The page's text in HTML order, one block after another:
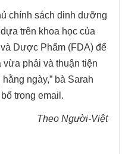
chính sách dinh dưỡng
trên khoa học của
Dược Phẩm (FDA) để
vừa phải và thuận tiện
ngày,” bà Sarah
trong email.
Theo Người-Việt